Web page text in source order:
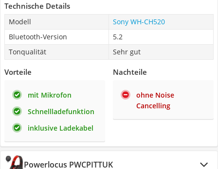
Technische Details
Modell
Sony WH-CH520
Bluetooth-Version
5.2
Tonqualität
Sehr gut
Vorteile
mit Mikrofon
Schnellladefunktion
inklusive Ladekabel
Nachteile
ohne Noise
Cancelling
Powerlocus PWCPITTUK